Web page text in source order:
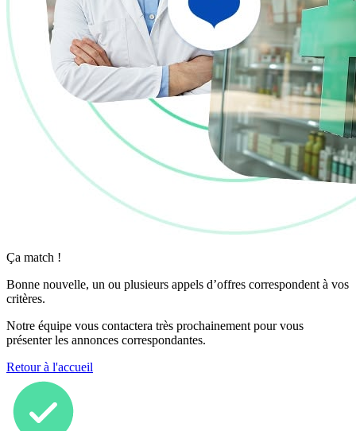
Ça match !
Bonne nouvelle, un ou plusieurs appels d’offres correspondent à vos
critères.
Notre équipe vous contactera très prochainement pour vous
présenter les annonces correspondantes.
Retour à l'accueil